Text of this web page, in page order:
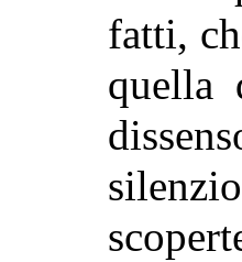
fatti,
quella